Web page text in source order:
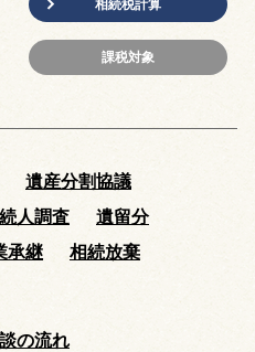
相続税計算
課税対象
遺産分割協議
人調査
遺留分
承継
相続放棄
の流れ